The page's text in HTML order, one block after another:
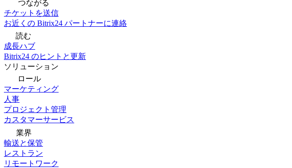
つながる
チケットを送信
お近くの Bitrix24 パートナーに連絡
読む
成長ハブ
Bitrix24 のヒントと更新
ソリューション
ロール
マーケティング
人事
プロジェクト管理
カスタマーサービス
業界
輸送と保管
レストラン
リモートワーク